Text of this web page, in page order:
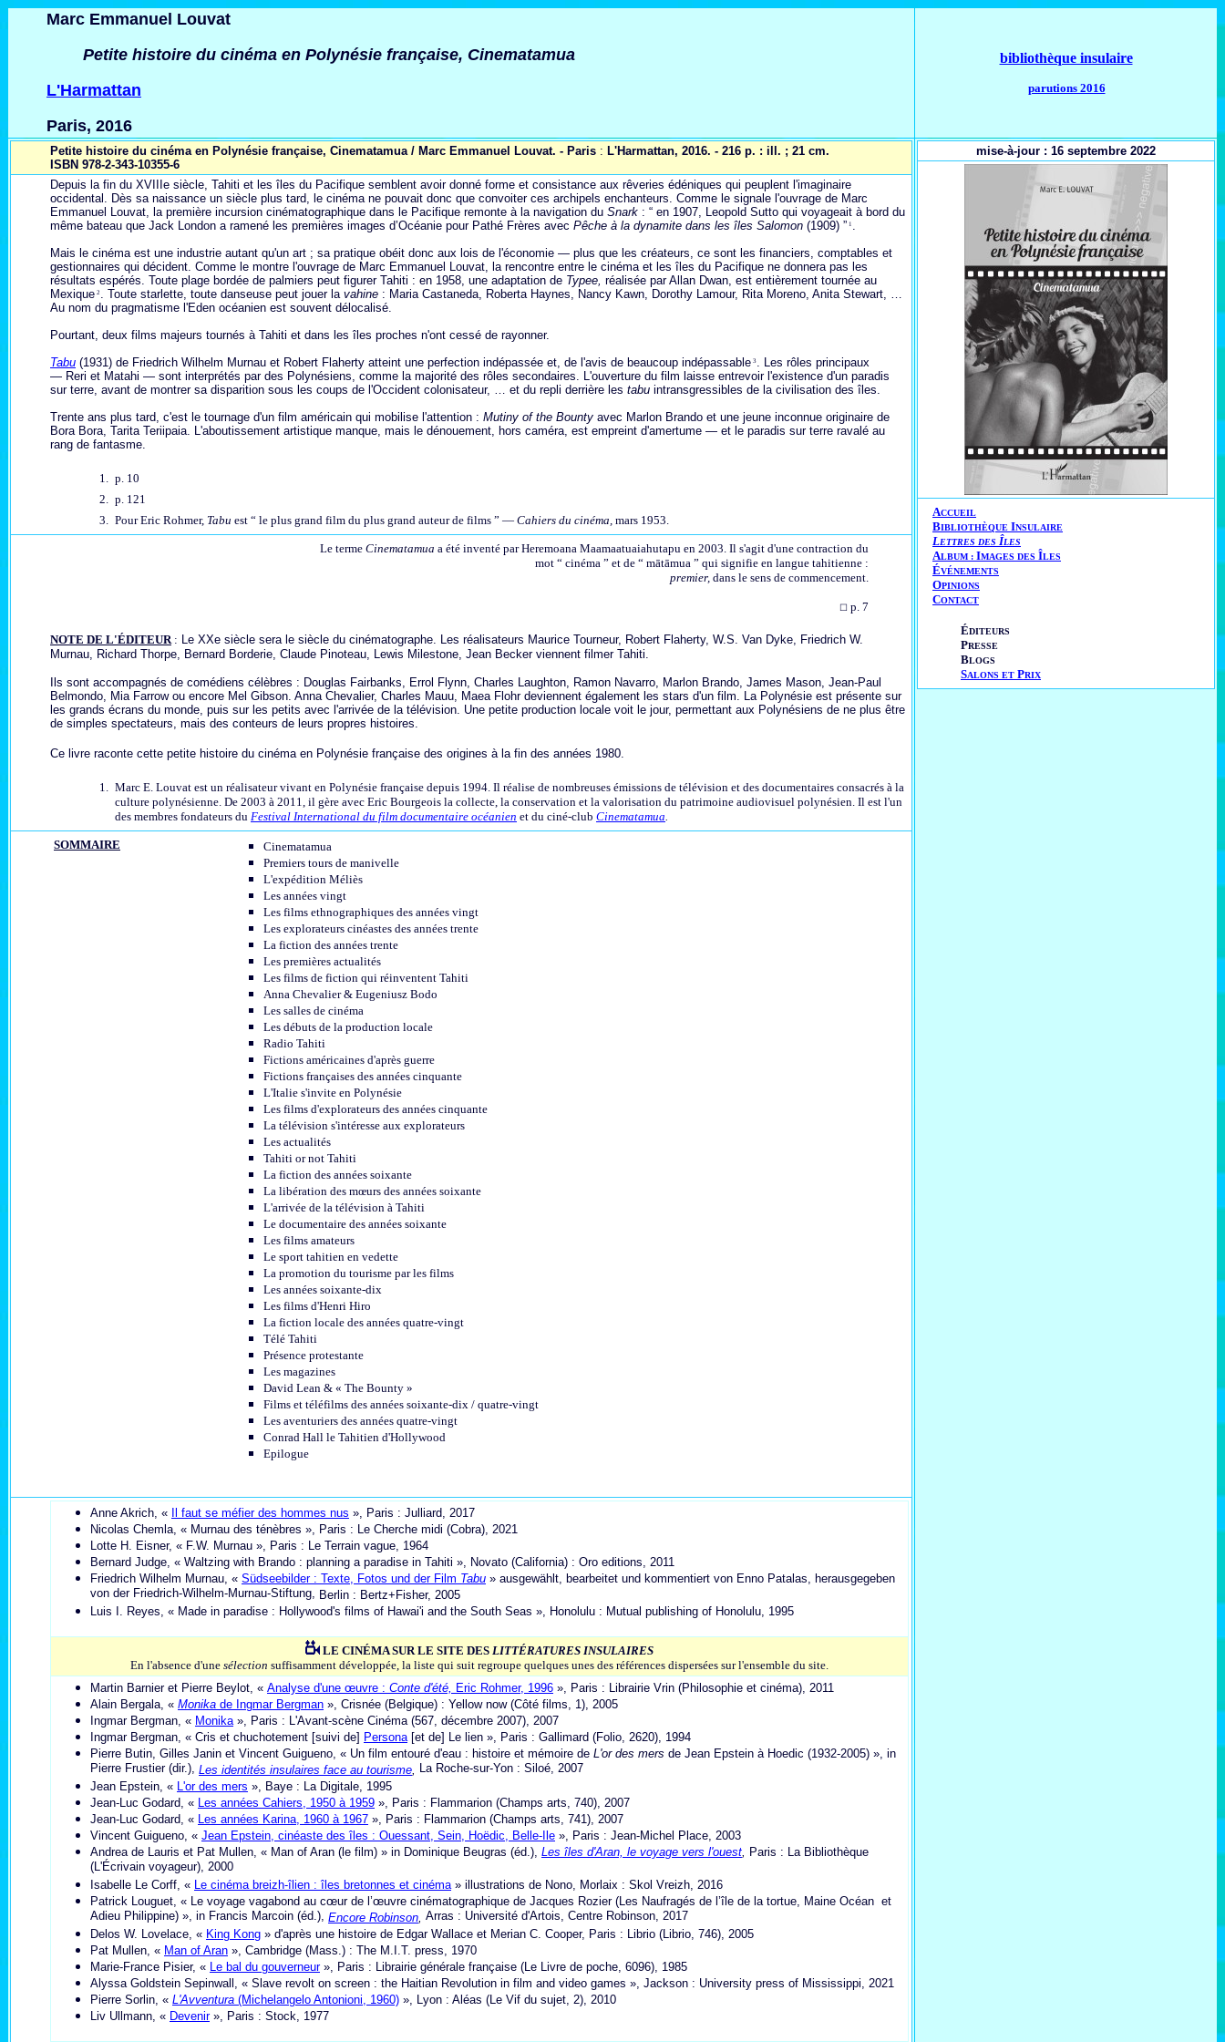
Marc Emmanuel Louvat
Petite histoire du cinéma en Polynésie française, Cinematamua
L'Harmattan
Paris, 2016
bibliothèque insulaire
parutions 2016
Petite histoire du cinéma en Polynésie française, Cinematamua / Marc Emmanuel Louvat. - Paris : L'Harmattan, 2016. - 216 p. : ill. ; 21 cm.
ISBN 978-2-343-10355-6
Depuis la fin du XVIIIe siècle, Tahiti et les îles du Pacifique semblent avoir donné forme et consistance aux rêveries édéniques qui peuplent l'imaginaire
occidental. Dès sa naissance un siècle plus tard, le cinéma ne pouvait donc que convoiter ces archipels enchanteurs. Comme le signale l'ouvrage de Marc
Emmanuel Louvat, la première incursion cinématographique dans le Pacifique remonte à la navigation du Snark : “ en 1907, Leopold Sutto qui voyageait à bord du
même bateau que Jack London a ramené les premières images d’Océanie pour Pathé Frères avec Pêche à la dynamite dans les îles Salomon (1909) ” 1 .
Mais le cinéma est une industrie autant qu'un art ; sa pratique obéit donc aux lois de l'économie — plus que les créateurs, ce sont les financiers, comptables et
gestionnaires qui décident. Comme le montre l'ouvrage de Marc Emmanuel Louvat, la rencontre entre le cinéma et les îles du Pacifique ne donnera pas les
résultats espérés. Toute plage bordée de palmiers peut figurer Tahiti : en 1958, une adaptation de Typee, réalisée par Allan Dwan, est entièrement tournée au
Mexique 2 . Toute starlette, toute danseuse peut jouer la vahine : Maria Castaneda, Roberta Haynes, Nancy Kawn, Dorothy Lamour, Rita Moreno, Anita Stewart, …
Au nom du pragmatisme l'Eden océanien est souvent délocalisé.
Pourtant, deux films majeurs tournés à Tahiti et dans les îles proches n'ont cessé de rayonner.
Tabu (1931) de Friedrich Wilhelm Murnau et Robert Flaherty atteint une perfection indépassée et, de l'avis de beaucoup indépassable 3. Les rôles principaux
— Reri et Matahi — sont interprétés par des Polynésiens, comme la majorité des rôles secondaires. L'ouverture du film laisse entrevoir l'existence d'un paradis
sur terre, avant de montrer sa disparition sous les coups de l'Occident colonisateur, … et du repli derrière les tabu intransgressibles de la civilisation des îles.
Trente ans plus tard, c'est le tournage d'un film américain qui mobilise l'attention : Mutiny of the Bounty avec Marlon Brando et une jeune inconnue originaire de
Bora Bora, Tarita Teriipaia. L'aboutissement artistique manque, mais le dénouement, hors caméra, est empreint d'amertume — et le paradis sur terre ravalé au
rang de fantasme.
1. p. 10
2. p. 121
3. Pour Eric Rohmer, Tabu est “ le plus grand film du plus grand auteur de films ” — Cahiers du cinéma, mars 1953.
Le terme Cinematamua a été inventé par Heremoana Maamaatuaiahutapu en 2003. Il s'agit d'une contraction du
mot “ cinéma ” et de “ mātāmua ” qui signifie en langue tahitienne :
premier, dans le sens de commencement.
☐ p. 7
NOTE DE L'ÉDITEUR: Le XXe siècle sera le siècle du cinématographe. Les réalisateurs Maurice Tourneur, Robert Flaherty, W.S. Van Dyke, Friedrich W.
Murnau, Richard Thorpe, Bernard Borderie, Claude Pinoteau, Lewis Milestone, Jean Becker viennent filmer Tahiti.
Ils sont accompagnés de comédiens célèbres : Douglas Fairbanks, Errol Flynn, Charles Laughton, Ramon Navarro, Marlon Brando, James Mason, Jean-Paul
Belmondo, Mia Farrow ou encore Mel Gibson. Anna Chevalier, Charles Mauu, Maea Flohr deviennent également les stars d'un film. La Polynésie est présente sur
les grands écrans du monde, puis sur les petits avec l'arrivée de la télévision. Une petite production locale voit le jour, permettant aux Polynésiens de ne plus être
de simples spectateurs, mais des conteurs de leurs propres histoires.
Ce livre raconte cette petite histoire du cinéma en Polynésie française des origines à la fin des années 1980.
1. Marc E. Louvat est un réalisateur vivant en Polynésie française depuis 1994. Il réalise de nombreuses émissions de télévision et des documentaires consacrés à la
culture polynésienne. De 2003 à 2011, il gère avec Eric Bourgeois la collecte, la conservation et la valorisation du patrimoine audiovisuel polynésien. Il est l'un
des membres fondateurs du Festival International du film documentaire océanien et du ciné-club Cinematamua.
SOMMAIRE
Cinematamua
Premiers tours de manivelle
L'expédition Méliès
Les années vingt
Les films ethnographiques des années vingt
Les explorateurs cinéastes des années trente
La fiction des années trente
Les premières actualités
Les films de fiction qui réinventent Tahiti
Anna Chevalier & Eugeniusz Bodo
Les salles de cinéma
Les débuts de la production locale
Radio Tahiti
Fictions américaines d'après guerre
Fictions françaises des années cinquante
L'Italie s'invite en Polynésie
Les films d'explorateurs des années cinquante
La télévision s'intéresse aux explorateurs
Les actualités
Tahiti or not Tahiti
La fiction des années soixante
La libération des mœurs des années soixante
L'arrivée de la télévision à Tahiti
Le documentaire des années soixante
Les films amateurs
Le sport tahitien en vedette
La promotion du tourisme par les films
Les années soixante-dix
Les films d'Henri Hiro
La fiction locale des années quatre-vingt
Télé Tahiti
Présence protestante
Les magazines
David Lean & « The Bounty »
Films et téléfilms des années soixante-dix / quatre-vingt
Les aventuriers des années quatre-vingt
Conrad Hall le Tahitien d'Hollywood
Epilogue
Anne Akrich, « Il faut se méfier des hommes nus », Paris : Julliard, 2017
Nicolas Chemla, « Murnau des ténèbres », Paris : Le Cherche midi (Cobra), 2021
Lotte H. Eisner, « F.W. Murnau », Paris : Le Terrain vague, 1964
Bernard Judge, « Waltzing with Brando : planning a paradise in Tahiti », Novato (California) : Oro editions, 2011
Friedrich Wilhelm Murnau, « Südseebilder : Texte, Fotos und der Film Tabu » ausgewählt, bearbeitet und kommentiert von Enno Patalas, herausgegeben
von der Friedrich-Wilhelm-Murnau-Stiftung, Berlin : Bertz+Fisher, 2005
Luis I. Reyes, « Made in paradise : Hollywood's films of Hawai'i and the South Seas », Honolulu : Mutual publishing of Honolulu, 1995
LE CINÉMA SUR LE SITE DES LITTÉRATURES INSULAIRES
En l'absence d'une sélection suffisamment développée, la liste qui suit regroupe quelques unes des références dispersées sur l'ensemble du site.
Martin Barnier et Pierre Beylot, « Analyse d'une œuvre : Conte d'été, Eric Rohmer, 1996 », Paris : Librairie Vrin (Philosophie et cinéma), 2011
Alain Bergala, « Monika de Ingmar Bergman », Crisnée (Belgique) : Yellow now (Côté films, 1), 2005
Ingmar Bergman, « Monika», Paris : L'Avant-scène Cinéma (567, décembre 2007), 2007
Ingmar Bergman, « Cris et chuchotement [suivi de] Persona[et de] Le lien », Paris : Gallimard (Folio, 2620), 1994
Pierre Butin, Gilles Janin et Vincent Guigueno, « Un film entouré d'eau : histoire et mémoire de L'or des mers de Jean Epstein à Hoedic (1932-2005) », in
Pierre Frustier (dir.), Les identités insulaires face au tourisme, La Roche-sur-Yon : Siloé, 2007
Jean Epstein, « L'or des mers », Baye : La Digitale, 1995
Jean-Luc Godard, « Les années Cahiers, 1950 à 1959 », Paris : Flammarion (Champs arts, 740), 2007
Jean-Luc Godard, « Les années Karina, 1960 à 1967 », Paris : Flammarion (Champs arts, 741), 2007
Vincent Guigueno, « Jean Epstein, cinéaste des îles : Ouessant, Sein, Hoëdic, Belle-Ile », Paris : Jean-Michel Place, 2003
Andrea de Lauris et Pat Mullen, « Man of Aran (le film) » in Dominique Beugras (éd.), Les îles d'Aran, le voyage vers l'ouest, Paris : La Bibliothèque
(L'Écrivain voyageur), 2000
Isabelle Le Corff, « Le cinéma breizh-îlien : îles bretonnes et cinéma» illustrations de Nono, Morlaix : Skol Vreizh, 2016
Patrick Louguet, « Le voyage vagabond au cœur de l’œuvre cinématographique de Jacques Rozier (Les Naufragés de l’île de la tortue, Maine Océan et
Adieu Philippine) », in Francis Marcoin (éd.), Encore Robinson, Arras : Université d'Artois, Centre Robinson, 2017
Delos W. Lovelace, « King Kong » d'après une histoire de Edgar Wallace et Merian C. Cooper, Paris : Librio (Librio, 746), 2005
Pat Mullen, « Man of Aran », Cambridge (Mass.) : The M.I.T. press, 1970
Marie-France Pisier, « Le bal du gouverneur», Paris : Librairie générale française (Le Livre de poche, 6096), 1985
Alyssa Goldstein Sepinwall, « Slave revolt on screen : the Haitian Revolution in film and video games », Jackson : University press of Mississippi, 2021
Pierre Sorlin, « L'Avventura (Michelangelo Antonioni, 1960) », Lyon : Aléas (Le Vif du sujet, 2), 2010
Liv Ullmann, « Devenir», Paris : Stock, 1977
mise-à-jour : 16 septembre 2022
ACCUEIL
BIBLIOTHÈQUE INSULAIRE
LETTRES DES ÎLES
ALBUM : IMAGES DES ÎLES
ÉVÉNEMENTS
OPINIONS
CONTACT
ÉDITEURS
PRESSE
BLOGS
SALONS ET PRIX